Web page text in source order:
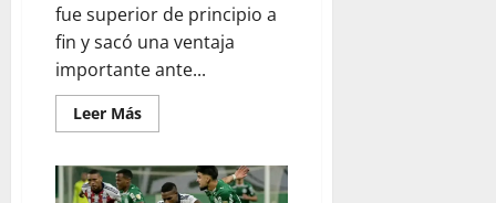
fue superior de principio a
fin y sacó una ventaja
importante ante...
Leer Más